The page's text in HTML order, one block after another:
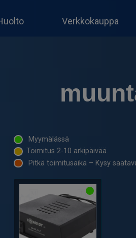
Verkkokauppa
Myymälässä
Toimitus 2-10 arkipäivää.
Pitkä toimitusaika – Kysy